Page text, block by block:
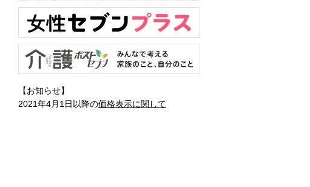
【お知らせ】
2021年4月1日以降の価格表示に関して